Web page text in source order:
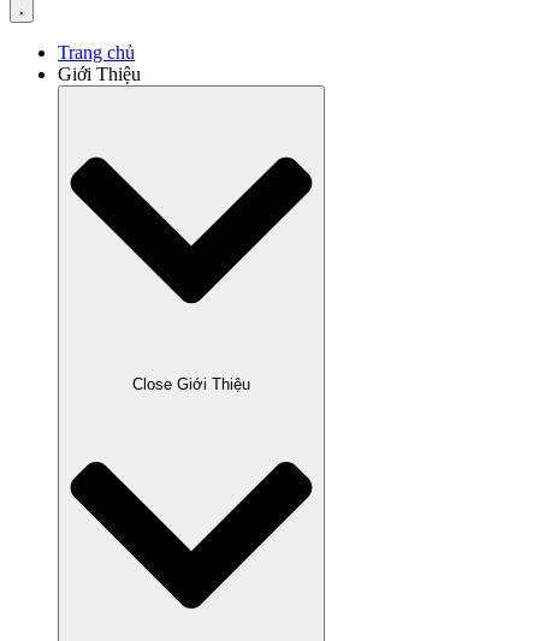
Trang chủ
Giới Thiệu
Close Giới Thiệu